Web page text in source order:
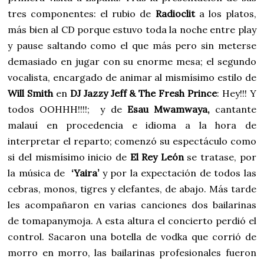
tres componentes: el rubio de Radioclit a los platos,
más bien al CD porque estuvo toda la noche entre play
y pause saltando como el que más pero sin meterse
demasiado en jugar con su enorme mesa; el segundo
vocalista, encargado de animar al mismísimo estilo de
Will Smith en DJ Jazzy Jeff & The Fresh Prince: Hey!!! Y
todos OOHHH!!!!; y de Esau Mwamwaya,cantante
malauí en procedencia e idioma a la hora de
interpretar el reparto; comenzó su espectáculo como
si del mismísimo inicio de El Rey León se tratase, por
la música de ‘Yaira’y por la expectación de todos las
cebras, monos, tigres y elefantes, de abajo. Más tarde
les acompañaron en varias canciones dos bailarinas
de tomapanymoja. A esta altura el concierto perdió el
control. Sacaron una botella de vodka que corrió de
morro en morro, las bailarinas profesionales fueron